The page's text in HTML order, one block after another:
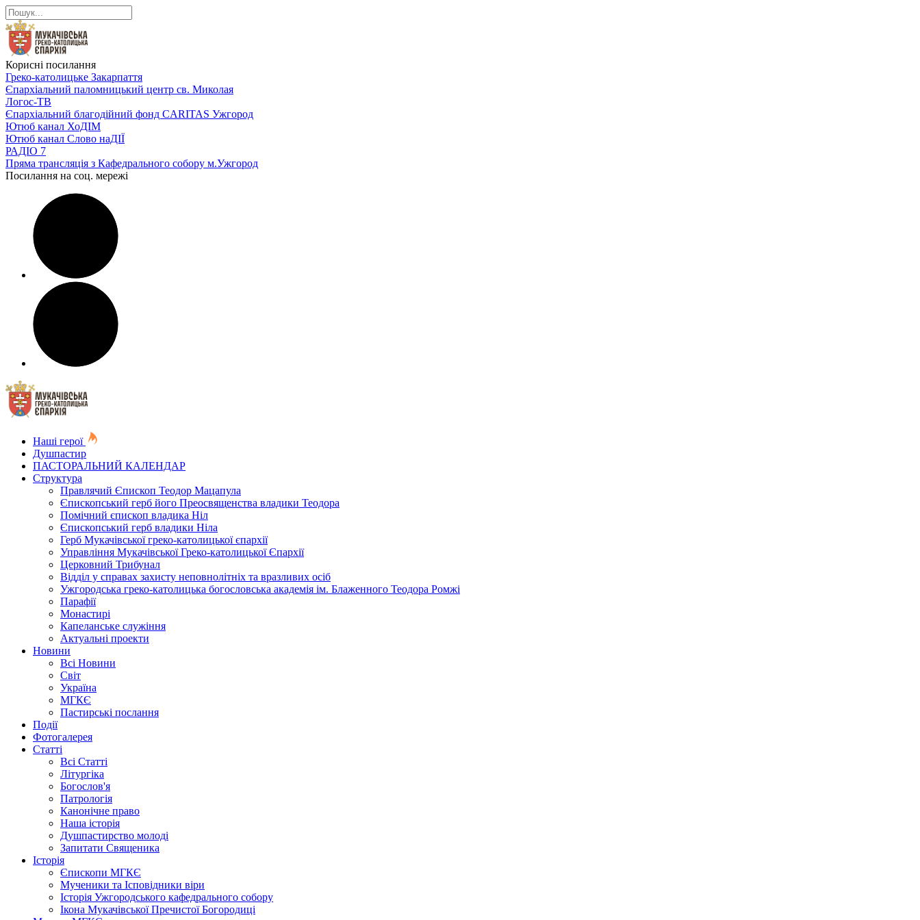
Корисні посилання
Греко-католицьке Закарпаття
Єпархіальний паломницький центр св. Миколая
Логос-ТВ
Єпархіальний благодійний фонд CARITAS Ужгород
Ютюб канал ХоДІМ
Ютюб канал Слово наДІЇ
РАДІО 7
Пряма трансляція з Кафедрального собору м.Ужгород
Посилання на соц. мережі
Наші герої
Душпастир
ПАСТОРАЛЬНИЙ КАЛЕНДАР
Структура
Правлячий Єпископ Теодор Мацапула
Єпископський герб його Преосвященства владики Теодора
Помічний єпископ владика Ніл
Єпископський герб владики Ніла
Герб Мукачівської греко-католицької єпархії
Управління Мукачівської Греко-католицької Єпархії
Церковний Трибунал
Відділ у справах захисту неповнолітніх та вразливих осіб
Ужгородська греко-католицька богословська академія ім. Блаженного Теодора Ромжі
Парафії
Монастирі
Капеланське служіння
Актуальні проекти
Новини
Всі Новини
Світ
Україна
МГКЄ
Пастирські послання
Події
Фотогалерея
Статті
Всі Статті
Літургіка
Богослов'я
Патрологія
Канонічне право
Наша історія
Душпастирство молоді
Запитати Священика
Історія
Єпископи МГКЄ
Мученики та Ісповідники віри
Історія Ужгородського кафедрального собору
Ікона Мукачівської Пречистої Богородиці